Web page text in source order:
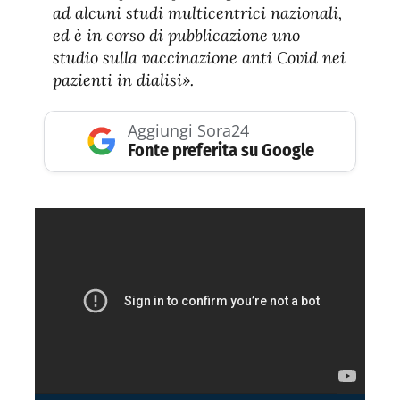
ad alcuni studi multicentrici nazionali,
ed è in corso di pubblicazione uno
studio sulla vaccinazione anti Covid nei
pazienti in dialisi».
Aggiungi Sora24
Fonte preferita su Google